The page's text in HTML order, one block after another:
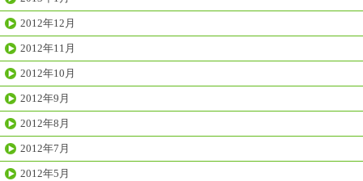
2012年12月
2012年11月
2012年10月
2012年9月
2012年8月
2012年7月
2012年5月